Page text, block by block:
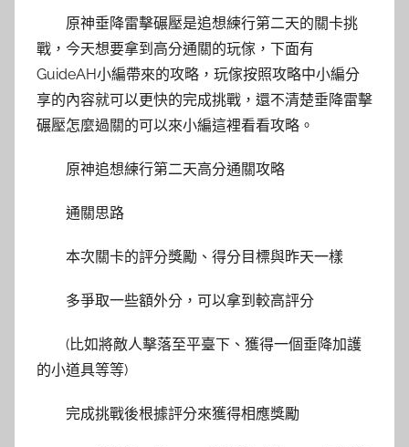
原神垂降雷擊碾壓是追想練行第二天的關卡挑
戰，今天想要拿到高分通關的玩傢，下面有
GuideAH小編帶來的攻略，玩傢按照攻略中小編分
享的內容就可以更快的完成挑戰，還不清楚垂降雷擊
碾壓怎麼過關的可以來小編這裡看看攻略。
原神追想練行第二天高分通關攻略
通關思路
本次關卡的評分獎勵、得分目標與昨天一樣
多爭取一些額外分，可以拿到較高評分
(比如將敵人擊落至平臺下、獲得一個垂降加護
的小道具等等)
完成挑戰後根據評分來獲得相應獎勵